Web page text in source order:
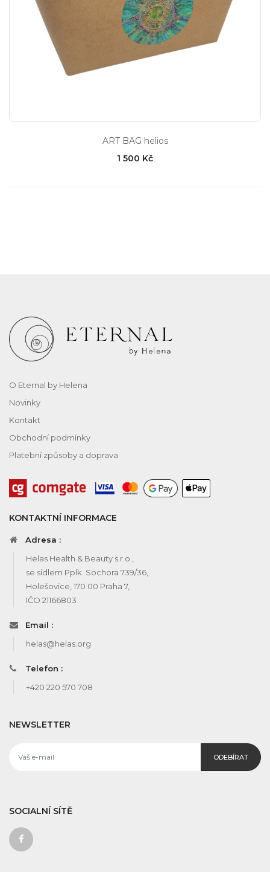
ART BAG helios
1 500 Kč
O Eternal by Helena
Novinky
Kontakt
Obchodní podmínky
Platební způsoby a doprava
KONTAKTNÍ INFORMACE
Adresa :
Helas Health & Beauty s.r.o.,
se sídlem Pplk. Sochora 739/36,
Holešovice, 170 00 Praha 7,
IČO 21166803
Email :
helas@helas.org
Telefon :
+420 220 570 708
NEWSLETTER
ODEBÍRAT
SOCIALNÍ SÍTĚ